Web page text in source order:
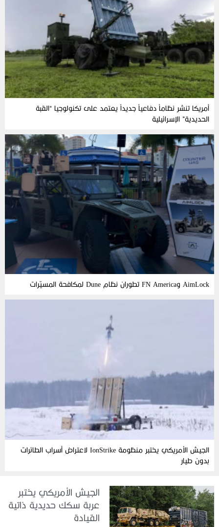
أمريكا تنشر نظاماً دفاعياً جديداً يعتمد على تكنولوجيا “القبة
الحديدية” الإسرائيلية
AimLock وFN America تطوران نظام Dune لمكافحة المسيّرات
الجيش الأمريكي يختبر منظومة IonStrike لاعتراض أسراب الطائرات
بدون طيار
الجيش الأمريكي يختبر
عربة سكك حديدية ذاتية
القيادة